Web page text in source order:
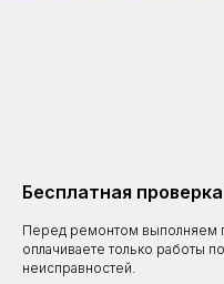
Бесплатная
Перед ремонтом выполняем
оплачиваете только работы
неисправностей.